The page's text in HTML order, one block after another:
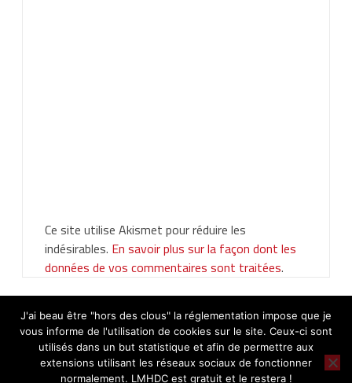
Ce site utilise Akismet pour réduire les
indésirables. En savoir plus sur la façon dont les
données de vos commentaires sont traitées.
J'ai beau être "hors des clous" la réglementation impose que je
vous informe de l'utilisation de cookies sur le site. Ceux-ci sont
utilisés dans un but statistique et afin de permettre aux
extensions utilisant les réseaux sociaux de fonctionner
normalement. LMHDC est gratuit et le restera !